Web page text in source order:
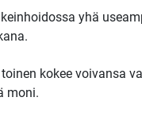
yhä
kokee voivansa
moni.